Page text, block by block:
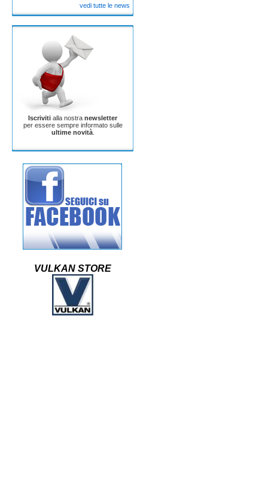
vedi tutte le news
Iscriviti alla nostra newsletter
per essere sempre informato sulle
ultime novità.
VULKAN STORE